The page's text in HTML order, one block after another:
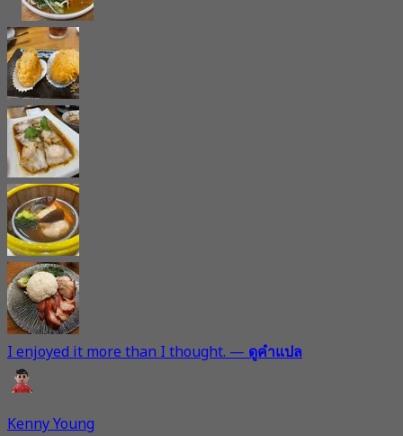
I enjoyed it more than I thought. — ดูคำแปล
Kenny Young